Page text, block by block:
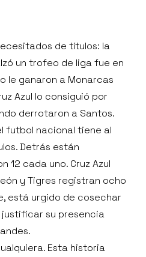
de títulos: la
un trofeo de liga fue en
le ganaron a Monarcas
Azul lo consiguió por
derrotaron a Santos.
futbol nacional tiene al
Detrás están
12 cada uno. Cruz Azul
y Tigres registran ocho
está urgido de cosechar
su presencia
Esta historia